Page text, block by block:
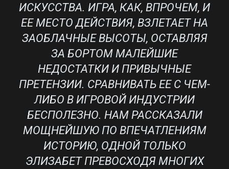
ИСКУССТВА. ИГРА, КАК, ВПРОЧЕМ, И
ЕЕ МЕСТО ДЕЙСТВИЯ, ВЗЛЕТАЕТ НА
ЗАОБЛАЧНЫЕ ВЫСОТЫ, ОСТАВЛЯЯ
ЗА БОРТОМ МАЛЕЙШИЕ
НЕДОСТАТКИ И ПРИВЫЧНЫЕ
ПРЕТЕНЗИИ. СРАВНИВАТЬ ЕЕ С ЧЕМ-
ЛИБО В ИГРОВОЙ ИНДУСТРИИ
БЕСПОЛЕЗНО. НАМ РАССКАЗАЛИ
МОЩНЕЙШУЮ ПО ВПЕЧАТЛЕНИЯМ
ИСТОРИЮ, ОДНОЙ ТОЛЬКО
ЭЛИЗАБЕТ ПРЕВОСХОДЯ МНОГИХ